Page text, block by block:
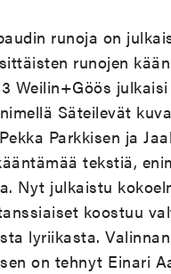
runoja on
runojen
Weilin+Göös
Säteilevät
Parkkisen ja
tekstiä,
Nyt julkaistu
koostuu
lyriikasta.
on tehnyt Einari